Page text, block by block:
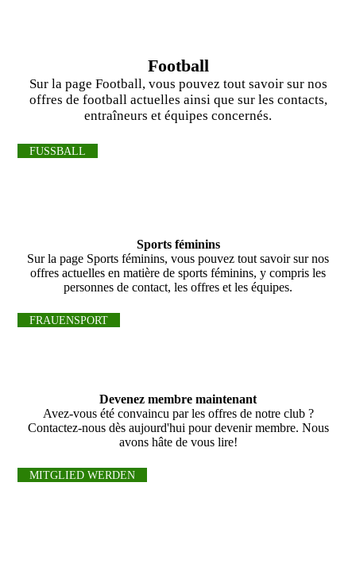
Football
Sur la page Football, vous pouvez tout savoir sur nos
offres de football actuelles ainsi que sur les contacts,
entraîneurs et équipes concernés.
FUSSBALL
Sports féminins
Sur la page Sports féminins, vous pouvez tout savoir sur nos
offres actuelles en matière de sports féminins, y compris les
personnes de contact, les offres et les équipes.
FRAUENSPORT
Devenez membre maintenant
Avez-vous été convaincu par les offres de notre club ?
Contactez-nous dès aujourd'hui pour devenir membre. Nous
avons hâte de vous lire!
MITGLIED WERDEN